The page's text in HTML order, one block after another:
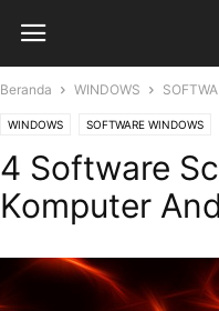
Beranda WINDOWS
WINDOWS SOFTWARE WINDOWS
4 Software
Komputer